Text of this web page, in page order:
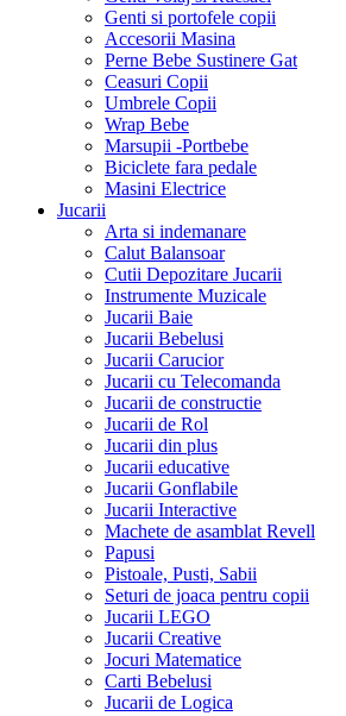
Genti si portofele copii
Accesorii Masina
Perne Bebe Sustinere Gat
Ceasuri Copii
Umbrele Copii
Wrap Bebe
Marsupii -Portbebe
Biciclete fara pedale
Masini Electrice
Jucarii
Arta si indemanare
Calut Balansoar
Cutii Depozitare Jucarii
Instrumente Muzicale
Jucarii Baie
Jucarii Bebelusi
Jucarii Carucior
Jucarii cu Telecomanda
Jucarii de constructie
Jucarii de Rol
Jucarii din plus
Jucarii educative
Jucarii Gonflabile
Jucarii Interactive
Machete de asamblat Revell
Papusi
Pistoale, Pusti, Sabii
Seturi de joaca pentru copii
Jucarii LEGO
Jucarii Creative
Jocuri Matematice
Carti Bebelusi
Jucarii de Logica